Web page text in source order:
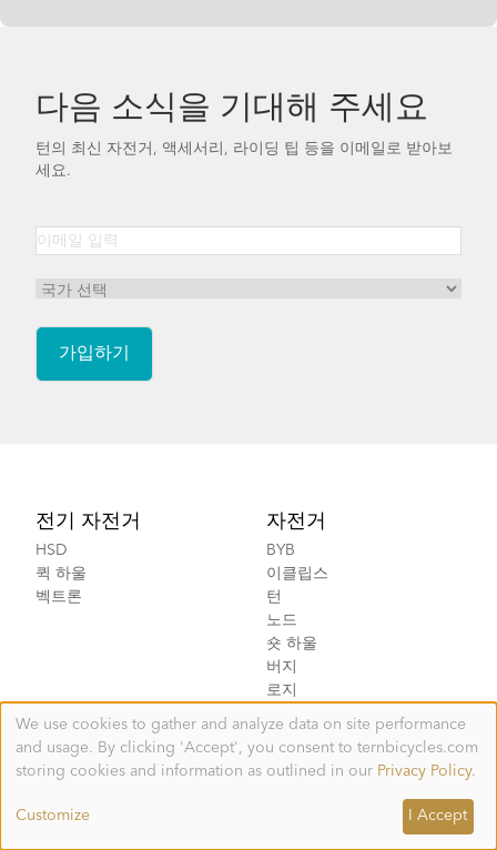
다음 소식을 기대해 주세요
턴의 최신 자전거, 액세서리, 라이딩 팁 등을 이메일로 받아보
세요.
전기 자전거
HSD
퀵 하울
벡트론
자전거
BYB
이클립스
턴
노드
숏 하울
버지
로지
액세서리
동승자용 추가 장비
스토어
스토어 찾기
왜 전문 스토어에 방문해야
Use
of
personal
and
We use cookies to gather and analyze data on site performance
and usage. By clicking 'Accept', you consent to ternbicycles.com
storing cookies and information as outlined in our Privacy Policy.
Customize I Accept